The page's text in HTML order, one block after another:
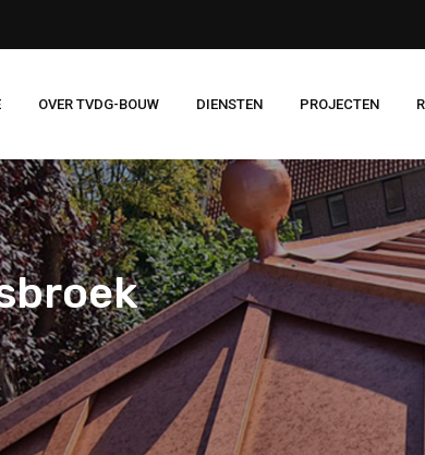
OVER TVDG-BOUW DIENSTEN PROJECTEN